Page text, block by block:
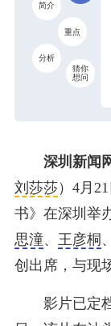
简介
重点
分析
猜你
想问
深圳新闻
刘莎莎）4月
书》在深圳举
思潼、 王彦桐、
创出席，与现
影片已定